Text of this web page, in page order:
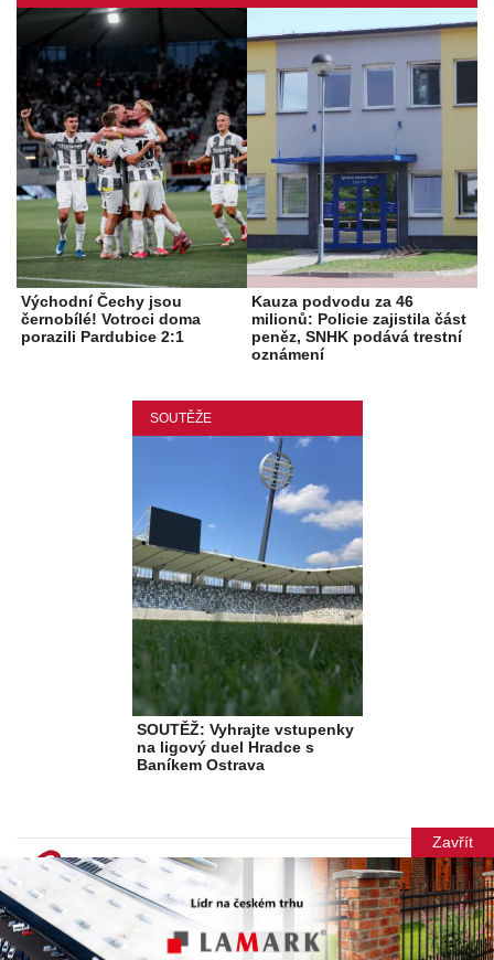
Východní Čechy jsou
černobílé! Votroci doma
porazili Pardubice 2:1
Kauza podvodu za 46
milionů: Policie zajistila část
peněz, SNHK podává trestní
oznámení
SOUTĚŽE
SOUTĚŽ: Vyhrajte vstupenky
na ligový duel Hradce s
Baníkem Ostrava
© Copyright 2012-2026 TN Média s.r.o.
Při poskytování služeb nám pomáhají soubory cookie. VytvořilaXantipa Agency s.r.o..
▼ reklama
Zavřít